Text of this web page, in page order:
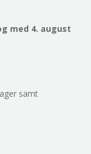
med 4. august
samt